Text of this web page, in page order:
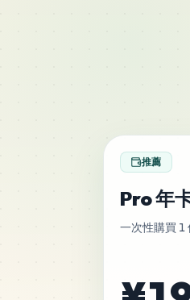
推薦
Pro 年
一次性購買 1